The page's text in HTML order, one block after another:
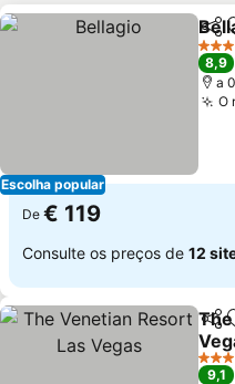
Escolha popular
5
8,9
a
O
De € 119
Consulte os preços de 12
Ver
5
9,1